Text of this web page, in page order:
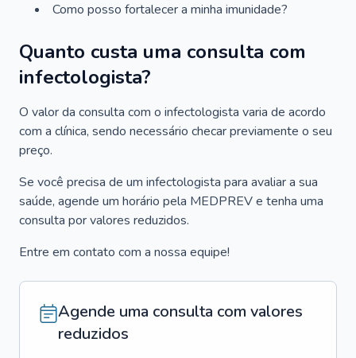
Como posso fortalecer a minha imunidade?
Quanto custa uma consulta com
infectologista?
O valor da consulta com o infectologista varia de acordo
com a clínica, sendo necessário checar previamente o seu
preço.
Se você precisa de um infectologista para avaliar a sua
saúde, agende um horário pela MEDPREV e tenha uma
consulta por valores reduzidos.
Entre em contato com a nossa equipe!
Agende uma consulta com valores
reduzidos